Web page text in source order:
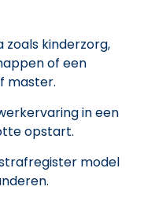
zoals kinderzorg,
of een
master.
in een
opstart.
model